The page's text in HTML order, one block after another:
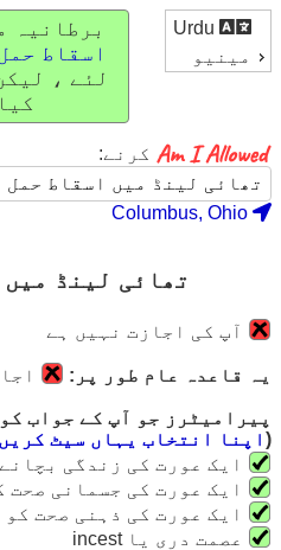
مینیو
برطانیہ
اسقاط
لئے ،
کرنے:
Columbus, Ohio
تھائی لینڈ
آپ کی اجازت نہیں ہے
یہ قاعدہ عام طور پر:
پیرامیٹرز جو آپ کے جواب
( اپنا انتخاب یہاں سیٹ کریں
ایک عورت کی زندگی
ایک عورت کی جسمانی صحت
ایک عورت کی ذہنی صحت
عصمت دری یا incest